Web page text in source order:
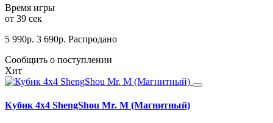
Время игры
от 39 сек
5 990р. 3 690р. Распродано
Сообщить о поступлении
Хит
Кубик 4х4 ShengShou Mr. M (Магнитный)